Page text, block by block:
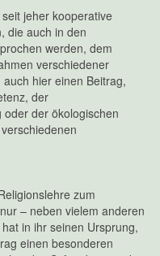
jeher kooperative
die auch in den
werden, dem
verschiedener
hier einen Beitrag,
der
der ökologischen
zum
– neben vielem anderen
in ihr seinen Ursprung,
einen besonderen